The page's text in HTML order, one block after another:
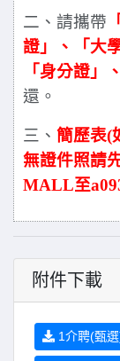
二、請攜帶
證」、「大
「身分證」
還。
三、 簡歷表(
無證件照請
MALL至
附件下載
1介聘(甄